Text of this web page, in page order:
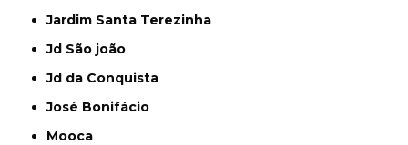
Jardim Santa Terezinha
Jd São joão
Jd da Conquista
José Bonifácio
Mooca